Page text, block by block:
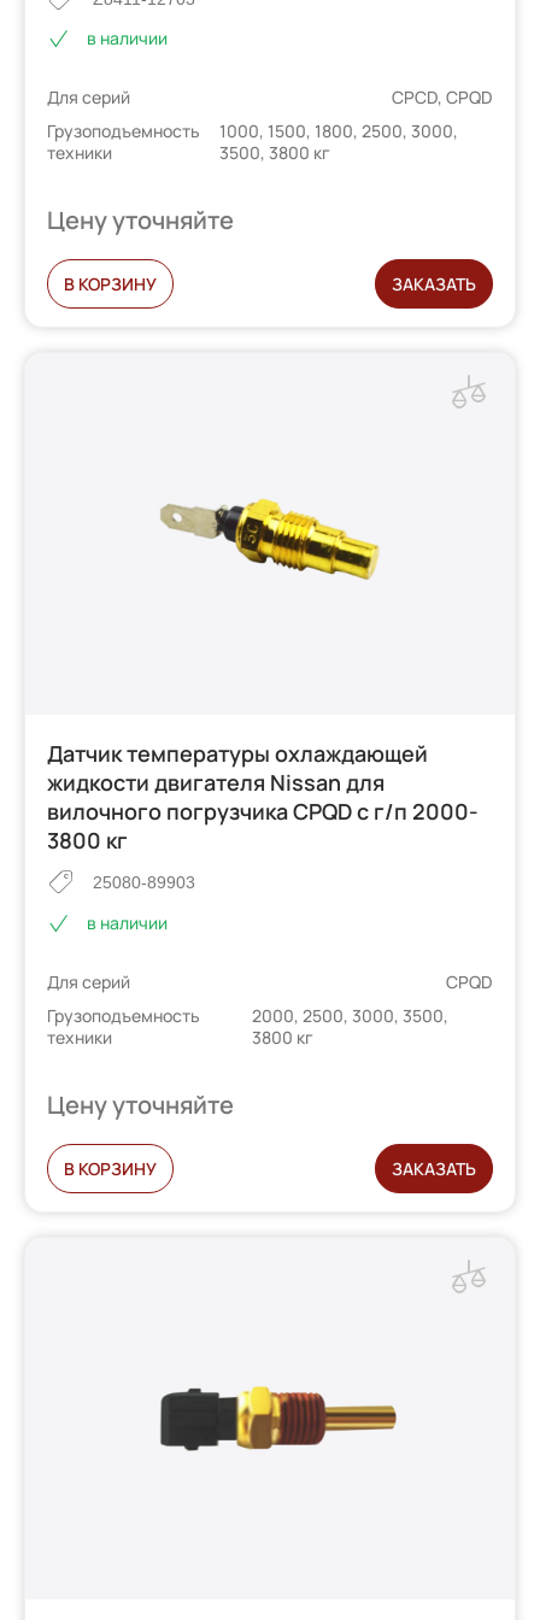
в наличии
Для серий
CPCD, CPQD
Грузоподъемность
техники
1000, 1500, 1800, 2500, 3000,
3500, 3800 кг
Цену уточняйте
В КОРЗИНУ ЗАКАЗАТЬ
Датчик температуры охлаждающей
жидкости двигателя Nissan для
вилочного погрузчика CPQD с г/п 2000-
3800 кг
25080-89903
в наличии
Для серий
CPQD
Грузоподъемность
техники
2000, 2500, 3000, 3500,
3800 кг
Цену уточняйте
В КОРЗИНУ ЗАКАЗАТЬ